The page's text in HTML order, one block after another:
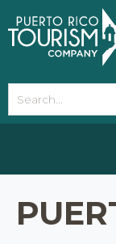
note:
This
website
accessibility